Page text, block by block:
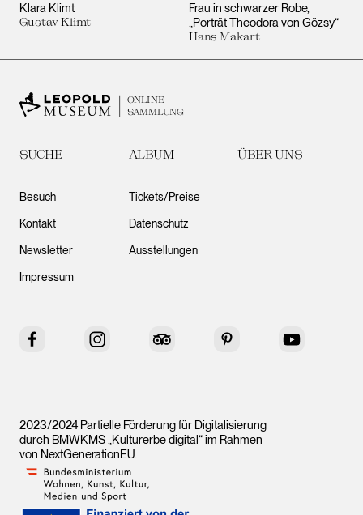
Klara Klimt
Gustav Klimt
Frau in schwarzer Robe,
„Porträt Theodora von Gözsy“
Hans Makart
ONLINE
SAMMLUNG
SUCHE ALBUM ÜBER UNS
Besuch
Kontakt
Newsletter
Impressum
Tickets/Preise
Datenschutz
Ausstellungen
Facebook Instagram Tripadvisor Pinterest YouTube
2023/2024 Partielle Förderung für Digitalisierung
durch BMWKMS „Kulturerbe digital“ im Rahmen
von NextGenerationEU.